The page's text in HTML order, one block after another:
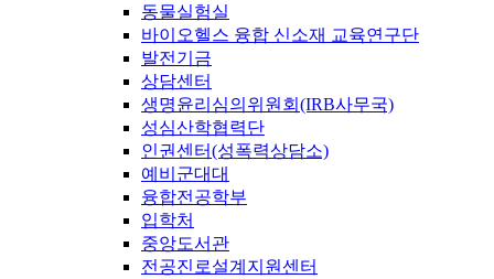
동물실험실
바이오헬스 융합 신소재 교육연구단
발전기금
상담센터
생명윤리심의위원회(IRB사무국)
성심산학협력단
인권센터(성폭력상담소)
예비군대대
융합전공학부
입학처
중앙도서관
전공진로설계지원센터